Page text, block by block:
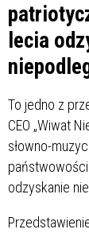
lecia
To jedno z
CEO „Wiwat
słowno-
odzyskanie